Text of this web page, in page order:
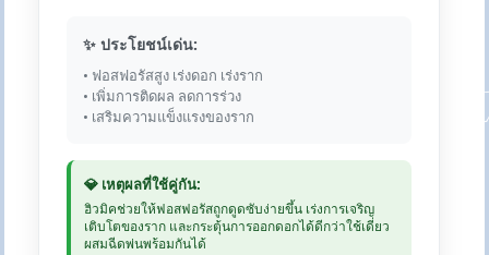
✨ ประโยชน์เด่น:
• ฟอสฟอรัสสูง เร่งดอก เร่งราก
• เพิ่มการติดผล ลดการร่วง
• เสริมความแข็งแรงของราก
💎 เหตุผลที่ใช้คู่กัน:
ฮิวมิคช่วยให้ฟอสฟอรัสถูกดูดซับง่ายขึ้น เร่งการเจริญ
เติบโตของราก และกระตุ้นการออกดอกได้ดีกว่าใช้เดี่ยว
ผสมฉีดพ่นพร้อมกันได้